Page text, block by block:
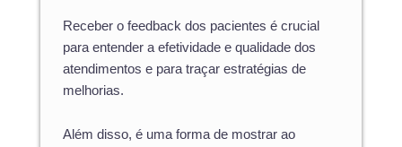
Receber o feedback dos pacientes é crucial
para entender a efetividade e qualidade dos
atendimentos e para traçar estratégias de
melhorias.
Além disso, é uma forma de mostrar ao